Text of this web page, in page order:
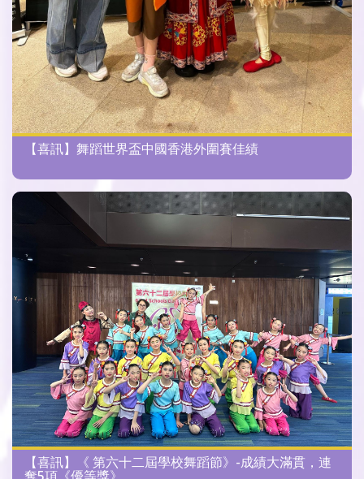
【喜訊】舞蹈世界盃中國香港外圍賽佳績
【喜訊】《 第六十二屆學校舞蹈節》-成績大滿貫，連